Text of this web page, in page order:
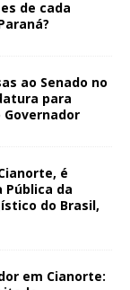
de cada
ao Senado no
para
Governador
é
Pública da
do Brasil,
em Cianorte: